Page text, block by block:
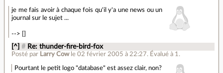
je me fais avoir à chaque fois qu'il y'a une news ou un
journal sur le sujet ...
--> []
[^] # Re: thunder-fire-bird-fox
Posté par Larry Cow le 02 février 2005 à 22:27. Évalué à 1 .
Pourtant le petit logo "database" est assez clair, non?